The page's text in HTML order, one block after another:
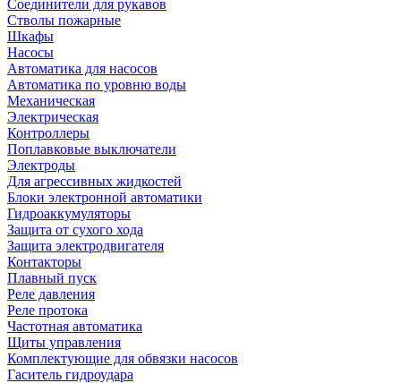
Соединители для рукавов
Стволы пожарные
Шкафы
Насосы
Автоматика для насосов
Автоматика по уровню воды
Механическая
Электрическая
Контроллеры
Поплавковые выключатели
Электроды
Для агрессивных жидкостей
Блоки электронной автоматики
Гидроаккумуляторы
Защита от сухого хода
Защита электродвигателя
Контакторы
Плавный пуск
Реле давления
Реле протока
Частотная автоматика
Щиты управления
Комплектующие для обвязки насосов
Гаситель гидроудара